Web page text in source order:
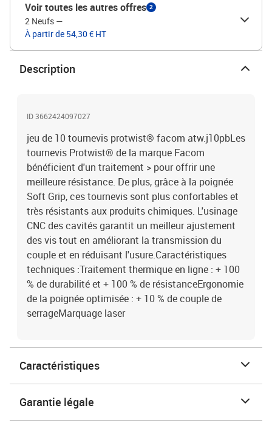
Voir toutes les autres offres 2
2 Neufs —
À partir de 54,30 € HT
Description
ID 3662424097027
jeu de 10 tournevis protwist® facom atw.j10pbLes
tournevis Protwist® de la marque Facom
bénéficient d'un traitement > pour offrir une
meilleure résistance. De plus, grâce à la poignée
Soft Grip, ces tournevis sont plus confortables et
très résistants aux produits chimiques. L'usinage
CNC des cavités garantit un meilleur ajustement
des vis tout en améliorant la transmission du
couple et en réduisant l'usure.Caractéristiques
techniques :Traitement thermique en ligne : + 100
% de durabilité et + 100 % de résistanceErgonomie
de la poignée optimisée : + 10 % de couple de
serrageMarquage laser
Caractéristiques
Garantie légale